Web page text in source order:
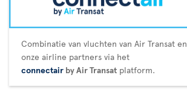
Combinatie van vluchten van Air Transat en
onze airline partners via het
connectair by Air Transat platform.